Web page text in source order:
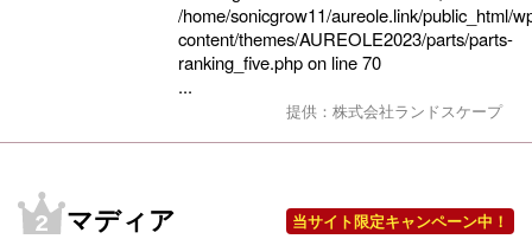
/home/sonicgrow11/aureole.link/public_html/
content/themes/AUREOLE2023/parts/parts-
ranking_five.phpon line70
...
提供：株式会社ランドスケープ
マディア 当サイト限定キャンペーン中！